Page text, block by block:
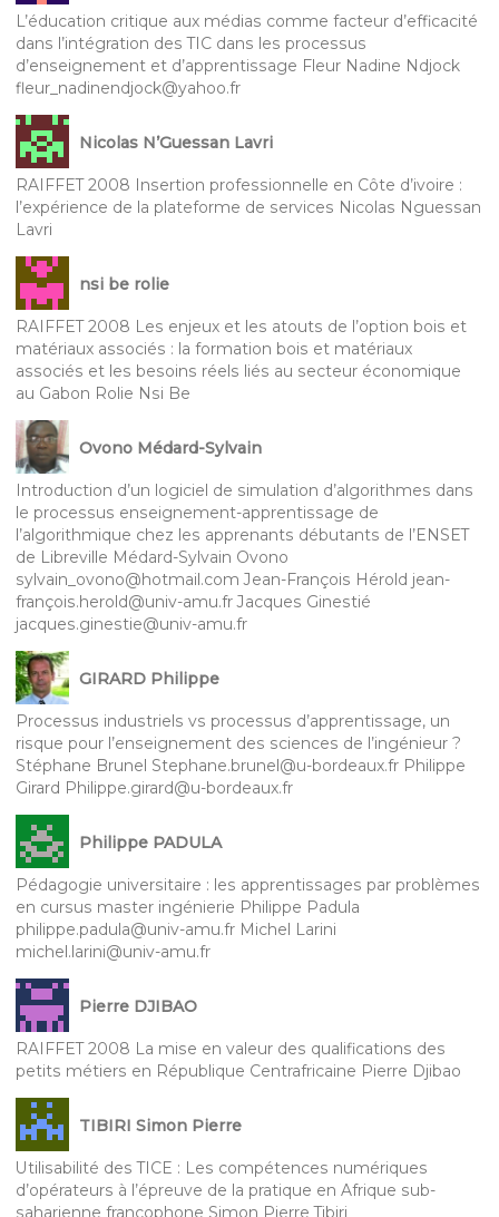
L’éducation critique aux médias comme facteur d’efficacité
dans l’intégration des TIC dans les processus
d’enseignement et d’apprentissage Fleur Nadine Ndjock
fleur_nadinendjock@yahoo.fr
Nicolas N’Guessan Lavri
RAIFFET 2008 Insertion professionnelle en Côte d’ivoire :
l’expérience de la plateforme de services Nicolas Nguessan
Lavri
nsi be rolie
RAIFFET 2008 Les enjeux et les atouts de l’option bois et
matériaux associés : la formation bois et matériaux
associés et les besoins réels liés au secteur économique
au Gabon Rolie Nsi Be
Ovono Médard-Sylvain
Introduction d’un logiciel de simulation d’algorithmes dans
le processus enseignement-apprentissage de
l’algorithmique chez les apprenants débutants de l’ENSET
de Libreville Médard-Sylvain Ovono
sylvain_ovono@hotmail.com Jean-François Hérold jean-
françois.herold@univ-amu.fr Jacques Ginestié
jacques.ginestie@univ-amu.fr
GIRARD Philippe
Processus industriels vs processus d’apprentissage, un
risque pour l’enseignement des sciences de l’ingénieur ?
Stéphane Brunel Stephane.brunel@u-bordeaux.fr Philippe
Girard Philippe.girard@u-bordeaux.fr
Philippe PADULA
Pédagogie universitaire : les apprentissages par problèmes
en cursus master ingénierie Philippe Padula
philippe.padula@univ-amu.fr Michel Larini
michel.larini@univ-amu.fr
Pierre DJIBAO
RAIFFET 2008 La mise en valeur des qualifications des
petits métiers en République Centrafricaine Pierre Djibao
TIBIRI Simon Pierre
Utilisabilité des TICE : Les compétences numériques
d’opérateurs à l’épreuve de la pratique en Afrique sub-
saharienne francophone Simon Pierre Tibiri